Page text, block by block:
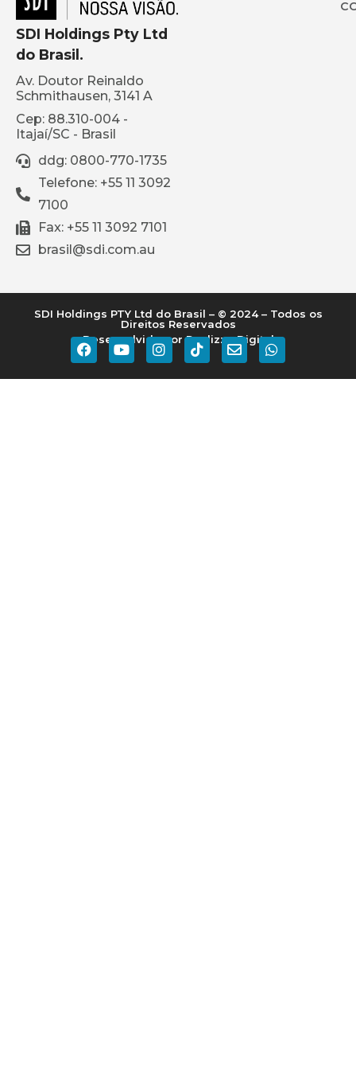
SDI Holdings Pty Ltd
do Brasil.
Av. Doutor Reinaldo
Schmithausen, 3141 A
Cep: 88.310-004 -
Itajaí/SC - Brasil
ddg: 0800-770-1735
Telefone: +55 11 3092
7100
Fax: +55 11 3092 7101
brasil@sdi.com.au
SDI Holdings PTY Ltd do Brasil – © 2024 – Todos os
Direitos Reservados
Desenvolvido por Realizze Digital